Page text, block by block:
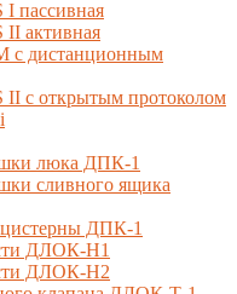
пассивная
активная
c дистанционным
с открытым протоколом
люка ДПК-1
сливного ящика
ДПК-1
ДЛОК-Н1
ДЛОК-Н2